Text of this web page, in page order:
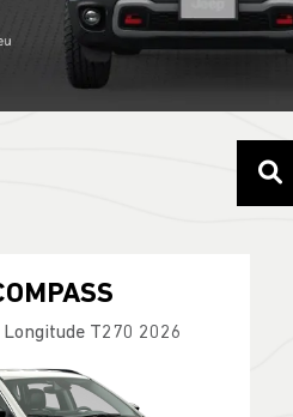
Longitude T270 2026